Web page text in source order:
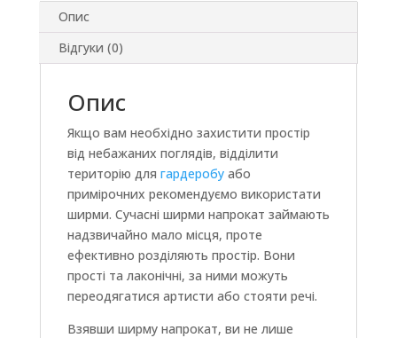
Опис
Відгуки (0)
Опис
Якщо вам необхідно захистити простір
від небажаних поглядів, відділити
територію для гардеробуабо
примірочних рекомендуємо використати
ширми. Сучасні ширми напрокат займають
надзвичайно мало місця, проте
ефективно розділяють простір. Вони
прості та лаконічні, за ними можуть
переодягатися артисти або стояти речі.
Взявши ширму напрокат, ви не лише